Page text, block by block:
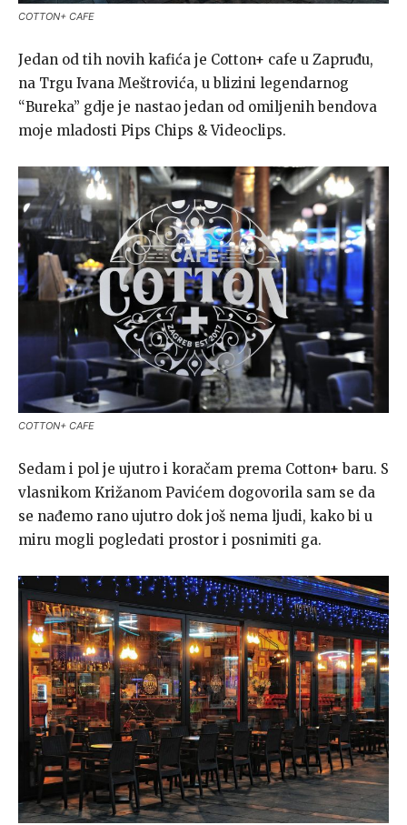
COTTON+ CAFE
Jedan od tih novih kafića je Cotton+ cafe u Zapruđu,
na Trgu Ivana Meštrovića, u blizini legendarnog
“Bureka” gdje je nastao jedan od omiljenih bendova
moje mladosti Pips Chips & Videoclips.
COTTON+ CAFE
Sedam i pol je ujutro i koračam prema Cotton+ baru. S
vlasnikom Križanom Pavićem dogovorila sam se da
se nađemo rano ujutro dok još nema ljudi, kako bi u
miru mogli pogledati prostor i posnimiti ga.